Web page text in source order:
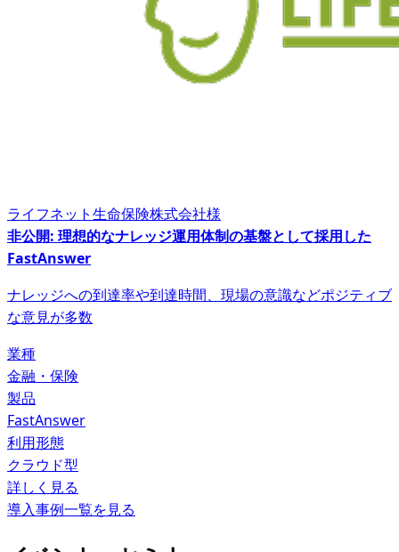
ライフネット生命保険株式会社様
非公開: 理想的なナレッジ運用体制の基盤として採用した
FastAnswer
ナレッジへの到達率や到達時間、現場の意識などポジティブ
な意見が多数
業種
金融・保険
製品
FastAnswer
利用形態
クラウド型
詳しく見る
導入事例一覧を見る